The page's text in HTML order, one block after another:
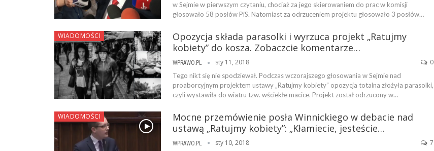
w Sejmie w pierwszym czytaniu, chociaż za jego skierowaniem do prac w komisji
głosowało 58 posłów PiS. Natomiast za odrzuceniem projektu głosowało 3 posłów…
WIADOMOŚCI
Opozycja składa parasolki i wyrzuca projekt „Ratujmy
kobiety” do kosza. Zobaczcie komentarze…
WPRAWO.PL sty 11, 2018 0
Tego nikt się nie spodziewał. Podczas wczorajszego głosowania w Sejmie nad
proaborcyjnym projektem ustawy „Ratujmy kobiety” opozycja totalna złożyła parasolki,
czyli wystawiła do wiatru tzw. wściekłe macice. Projekt został odrzucony w…
WIADOMOŚCI
Mocne przemówienie posła Winnickiego w debacie nad
ustawą „Ratujmy kobiety”: „Kłamiecie, jesteście…
WPRAWO.PL sty 10, 2018 7